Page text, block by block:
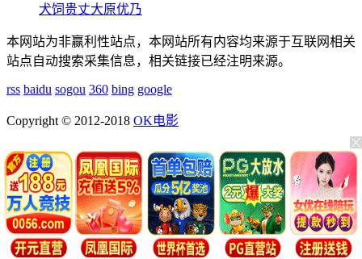
犬饲贵丈大原优乃
本网站为非赢利性站点，本网站所有内容均来源于互联网相关
站点自动搜索采集信息，相关链接已经注明来源。
rss baidu sogou 360 bing google
Copyright © 2012-2018 OK电影